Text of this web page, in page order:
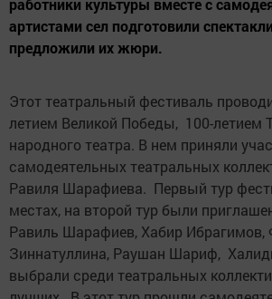
артистами сел подготовили
предложили их жюри.
Этот театральный фестиваль
летием Великой Победы, 100-летием
народного театра. В нем приняли
самодеятельных театральных
Равиля Шарафиева. Первый тур
местах, на второй тур были
Равиль Шарафиев, Хабир Ибрагимов,
Зиннатуллина, Раушан Шариф,
выбрали среди театральных